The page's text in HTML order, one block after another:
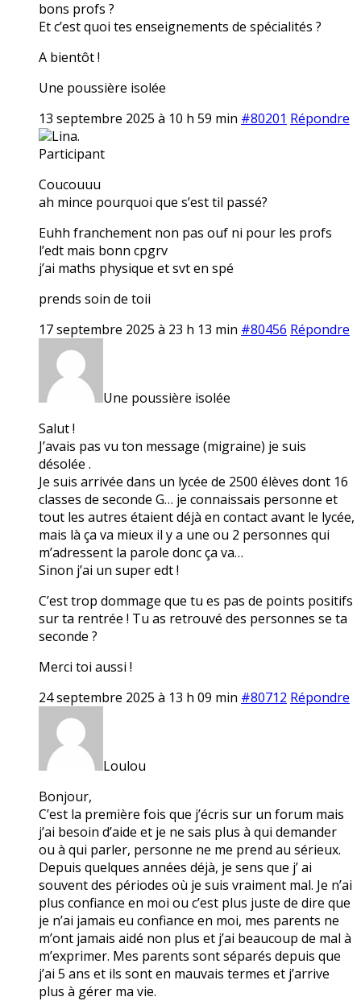
bons profs ?
Et c’est quoi tes enseignements de spécialités ?
A bientôt !
Une poussière isolée
13 septembre 2025 à 10 h 59 min #80201 Répondre
Lina.
Participant
Coucouuu
ah mince pourquoi que s’est til passé?
Euhh franchement non pas ouf ni pour les profs
l’edt mais bonn cpgrv
j’ai maths physique et svt en spé
prends soin de toii
17 septembre 2025 à 23 h 13 min #80456 Répondre
Une poussière isolée
Salut !
J’avais pas vu ton message (migraine) je suis
désolée .
Je suis arrivée dans un lycée de 2500 élèves dont 16
classes de seconde G… je connaissais personne et
tout les autres étaient déjà en contact avant le lycée,
mais là ça va mieux il y a une ou 2 personnes qui
m’adressent la parole donc ça va…
Sinon j’ai un super edt !
C’est trop dommage que tu es pas de points positifs
sur ta rentrée ! Tu as retrouvé des personnes se ta
seconde ?
Merci toi aussi !
24 septembre 2025 à 13 h 09 min #80712 Répondre
Loulou
Bonjour,
C’est la première fois que j’écris sur un forum mais
j’ai besoin d’aide et je ne sais plus à qui demander
ou à qui parler, personne ne me prend au sérieux.
Depuis quelques années déjà, je sens que j’ ai
souvent des périodes où je suis vraiment mal. Je n’ai
plus confiance en moi ou c’est plus juste de dire que
je n’ai jamais eu confiance en moi, mes parents ne
m’ont jamais aidé non plus et j’ai beaucoup de mal à
m’exprimer. Mes parents sont séparés depuis que
j’ai 5 ans et ils sont en mauvais termes et j’arrive
plus à gérer ma vie.